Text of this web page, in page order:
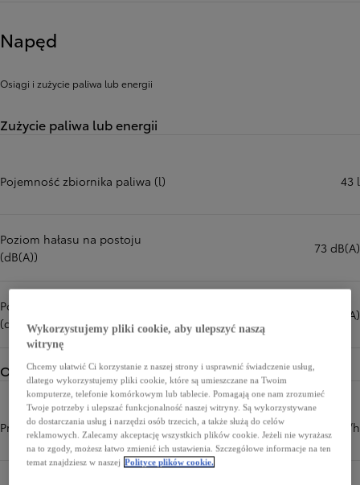
Napęd
Osiągi i zużycie paliwa lub energii
Zużycie paliwa lub energii
Pojemność zbiornika paliwa (l) 43 l
Poziom hałasu na postoju
(dB(A))
73 dB(A)
Poziom hałasu podczas jazdy
(dB(A))
66 dB(A)
Osiągi
Prędkość maksymalna (km/h) 180 km/h
Wykorzystujemy pliki cookie, aby ulepszyć naszą
witrynę
Chcemy ułatwić Ci korzystanie z naszej strony i usprawnić świadczenie usług,
dlatego wykorzystujemy pliki cookie, które są umieszczane na Twoim
komputerze, telefonie komórkowym lub tablecie. Pomagają one nam zrozumieć
Twoje potrzeby i ulepszać funkcjonalność naszej witryny. Są wykorzystywane
do dostarczania usług i narzędzi osób trzecich, a także służą do celów
reklamowych. Zalecamy akceptację wszystkich plików cookie. Jeżeli nie wyrażasz
na to zgody, możesz łatwo zmienić ich ustawienia. Szczegółowe informacje na ten
temat znajdziesz w naszej Polityce plików cookie.